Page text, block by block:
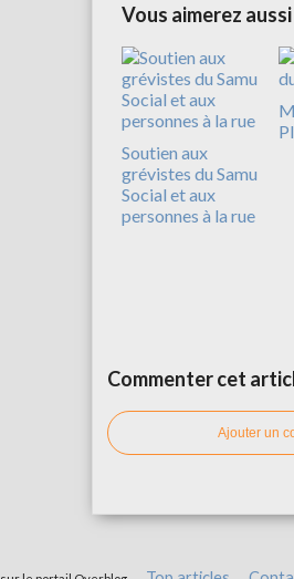
Vous aimerez aussi
Soutien aux
grévistes du Samu
Social et aux
personnes à la rue
Commenter cet
Ajouter un